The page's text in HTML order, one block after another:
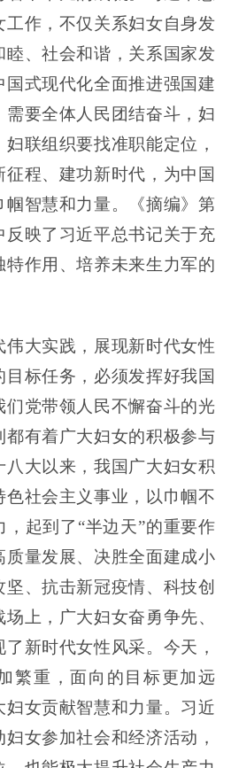
作，不仅关系妇女自身发
睦、社会和谐，关系国家发
国式现代化全面推进强国建
要全体人民团结奋斗，妇
联组织要找准职能定位，
征程、建功新时代，为中国
智慧和力量。《摘编》第
反映了习近平总书记关于充
作用、培养未来生力军的
大实践，展现新时代女性
目标任务，必须发挥好我国
党带领人民不懈奋斗的光
有着广大妇女的积极参与
大以来，我国广大妇女积
社会主义事业，以巾帼不
起到了“半边天”的重要作
质量发展、决胜全面建成小
、抗击新冠疫情、科技创
上，广大妇女奋勇争先、
新时代女性风采。今天，
繁重，面向的目标更加远
妇女贡献智慧和力量。习近
女参加社会和经济活动，